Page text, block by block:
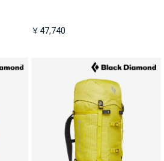
￥47,740